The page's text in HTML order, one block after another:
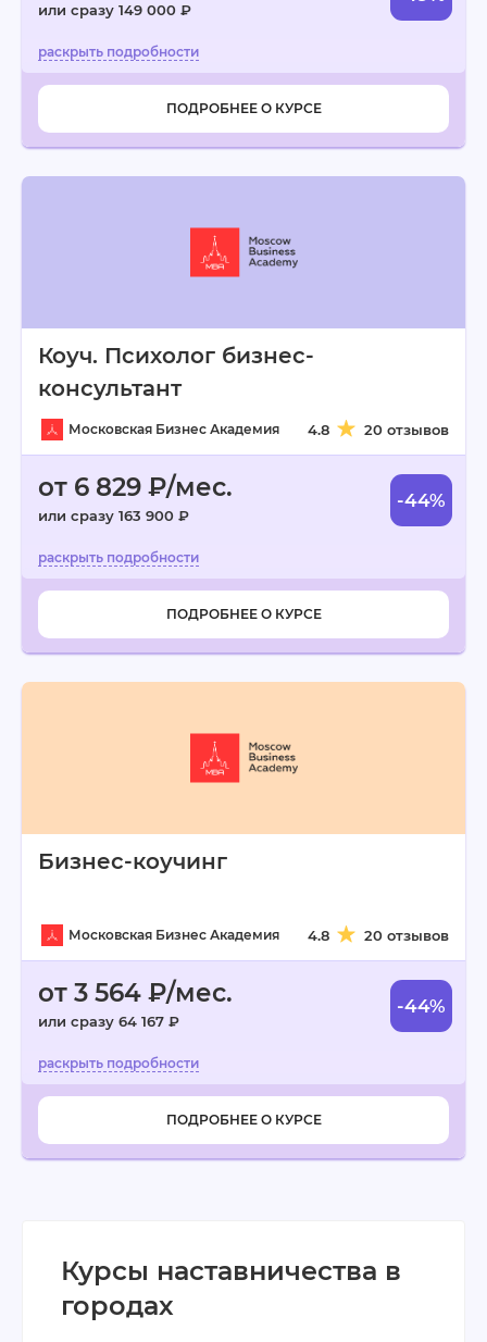
или сразу 149 000 ₽
ПОДРОБНЕЕ О КУРСЕ
Коуч. Психолог бизнес-
консультант
Московская Бизнес Академия 4.8 20 отзывов
от 6 829 ₽/мес.
или сразу 163 900 ₽
-44%
ПОДРОБНЕЕ О КУРСЕ
Бизнес-коучинг
Московская Бизнес Академия 4.8 20 отзывов
от 3 564 ₽/мес.
или сразу 64 167 ₽
-44%
ПОДРОБНЕЕ О КУРСЕ
Курсы наставничества в
городах